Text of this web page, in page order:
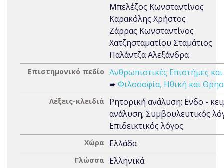
Μπελέζος Κωνσταντίνος
Καρακόλης Χρήστος
Ζάρρας Κωνσταντίνος
Χατζησταματίου Σταμάτιος
Παλάντζα Αλεξάνδρα
Επιστημονικό πεδίο Ανθρωπιστικές Επιστήμες
➨ Φιλοσοφία, Ηθική και
Λέξεις-κλειδιά
Ρητορική ανάλυση; Ενδο -
ανάλυση; Συμβουλευτικός
Επιδεικτικός λόγος
Χώρα Ελλάδα
Γλώσσα Ελληνικά